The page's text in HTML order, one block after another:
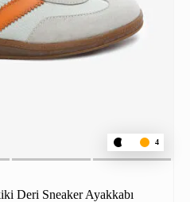
4
Deri Sneaker Ayakkabı